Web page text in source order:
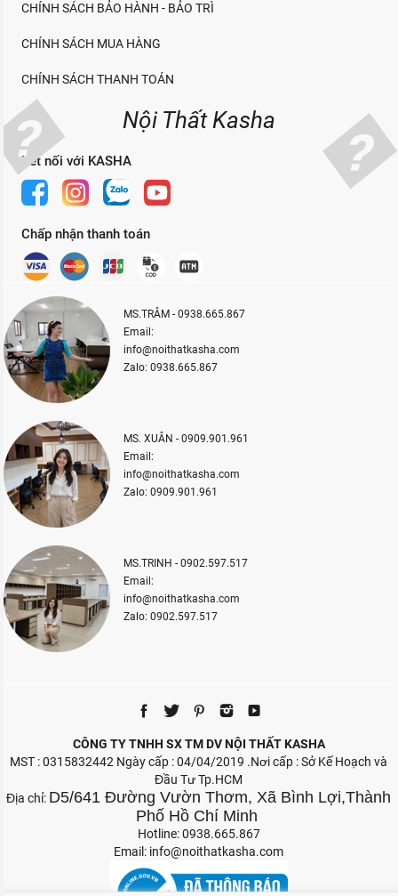
CHÍNH SÁCH BẢO HÀNH - BẢO TRÌ
CHÍNH SÁCH MUA HÀNG
CHÍNH SÁCH THANH TOÁN
Nội Thất Kasha
Kết nối với KASHA
Chấp nhận thanh toán
MS.TRÂM - 0938.665.867
Email:
info@noithatkasha.com
Zalo: 0938.665.867
MS. XUÂN - 0909.901.961
Email:
info@noithatkasha.com
Zalo: 0909.901.961
MS.TRINH - 0902.597.517
Email:
info@noithatkasha.com
Zalo: 0902.597.517
CÔNG TY TNHH SX TM DV NỘI THẤT KASHA
MST : 0315832442 Ngày cấp : 04/04/2019 .Nơi cấp : Sở Kế Hoạch và
Đầu Tư Tp.HCM
Địa chỉ: D5/641 Đường Vườn Thơm, Xã Bình Lợi,Thành
Phố Hồ Chí Minh
Hotline: 0938.665.867
Email: info@noithatkasha.com